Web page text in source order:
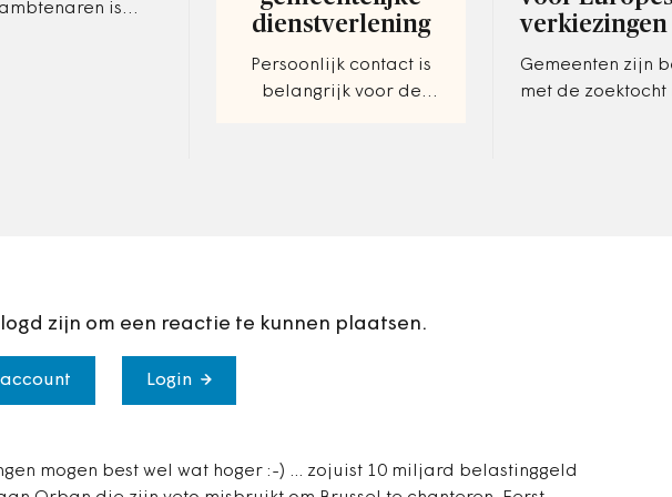
is
dienstverlening
Persoonlijk contact is
belangrijk voor de
verkiezingen
Gemeenten zijn
met de
zijn om een reactie te kunnen plaatsen.
Login
mogen best wel wat hoger :-) ... zojuist 10 miljard belastinggeld